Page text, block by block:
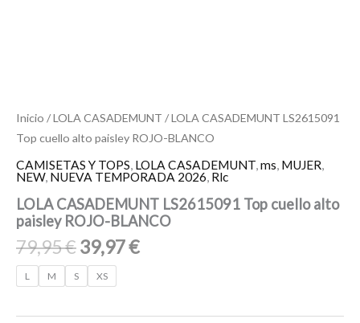
Inicio /LOLA CASADEMUNT / LOLA CASADEMUNT LS2615091
Top cuello alto paisley ROJO-BLANCO
CAMISETAS Y TOPS, LOLA CASADEMUNT,ms, MUJER,
NEW, NUEVA TEMPORADA 2026, Rlc
LOLA CASADEMUNT LS2615091 Top cuello alto
paisley ROJO-BLANCO
79,95€39,97€
L M S XS